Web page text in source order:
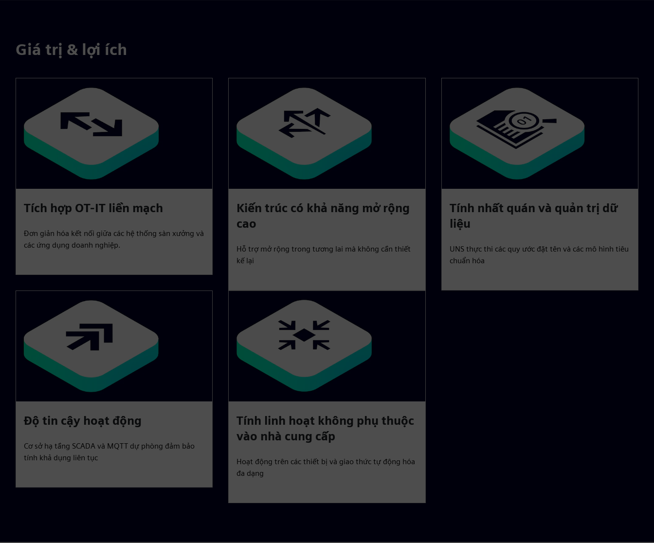
Giá trị & lợi ích
Tích hợp OT-IT liền mạch
Đơn giản hóa kết nối giữa các hệ thống sàn xưởng và
các ứng dụng doanh nghiệp.
Kiến trúc có khả năng mở rộng
cao
Hỗ trợ mở rộng trong tương lai mà không cần thiết
kế lại
Tính nhất quán và quản trị dữ
liệu
UNS thực thi các quy ước đặt tên và các mô hình tiêu
chuẩn hóa
Độ tin cậy hoạt động
Cơ sở hạ tầng SCADA và MQTT dự phòng đảm bảo
tính khả dụng liên tục
Tính linh hoạt không phụ thuộc
vào nhà cung cấp
Hoạt động trên các thiết bị và giao thức tự động hóa
đa dạng